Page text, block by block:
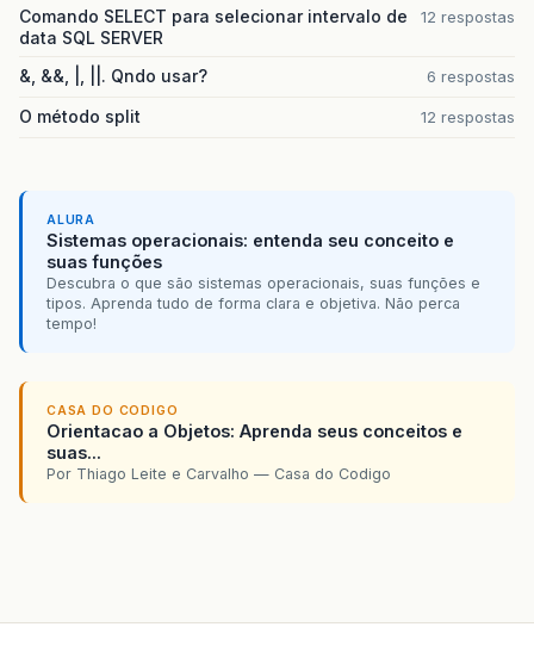
Comando SELECT para selecionar intervalo de
data SQL SERVER
12 respostas
&, &&, |, ||. Qndo usar? 6 respostas
O método split 12 respostas
ALURA
Sistemas operacionais: entenda seu conceito e
suas funções
Descubra o que são sistemas operacionais, suas funções e
tipos. Aprenda tudo de forma clara e objetiva. Não perca
tempo!
CASA DO CODIGO
Orientacao a Objetos: Aprenda seus conceitos e
suas...
Por Thiago Leite e Carvalho — Casa do Codigo